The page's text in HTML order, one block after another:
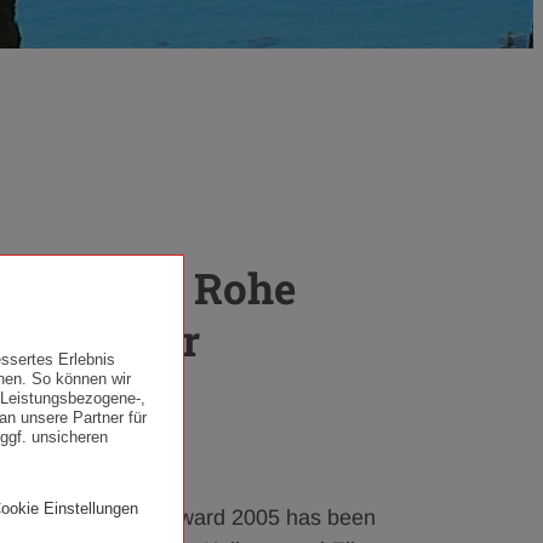
van der Rohe
Prize for
van der Rohe Award 2005 has been
Erlebnis
So können wir
,
unsere Partner für
unsicheren
Einstellungen